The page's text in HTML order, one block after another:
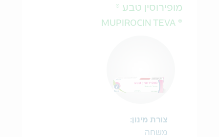
מופירוסין טבע ®
® MUPIROCIN TEVA
צורת מינון:
משחה